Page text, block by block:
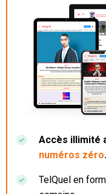
Accès illimité
numéros zéro.
TelQuel en